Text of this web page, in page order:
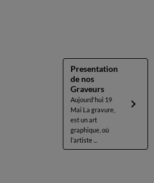
Presentation
de nos
Graveurs
Aujourd'hui 19
Mai La gravure,
est un art
graphique, où
l’artiste ...